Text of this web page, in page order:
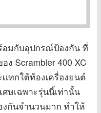
อมกับอุปกรณ์ป้องกัน ที่
Scrambler 400 XC
ทกใต้ท้องเครื่องยนต์
ษเฉพาะรุ่นนี้เท่านั้น
กันจำนวนมาก ทำให้